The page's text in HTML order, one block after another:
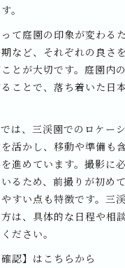
。
て庭園の印象が変わる
など、それぞれの良さ
とが大切です。庭園内
ことで、落ち着いた日
は、三渓園でのロケー
活かし、移動や準備も
進めています。撮影に
るため、前撮りが初め
すい点も特徴です。三
は、具体的な日程や相
ださい。
認】はこちらから